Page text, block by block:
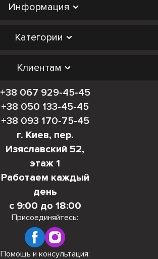
Информация
Категории
Клиентам
+38 067 929-45-45
+38 050 133-45-45
+38 093 170-75-45
г. Киев, пер.
Изяславский 52,
этаж 1
Работаем каждый
день
с 9:00 до 18:00
Присоединяйтесь:
Помощь и консультация: